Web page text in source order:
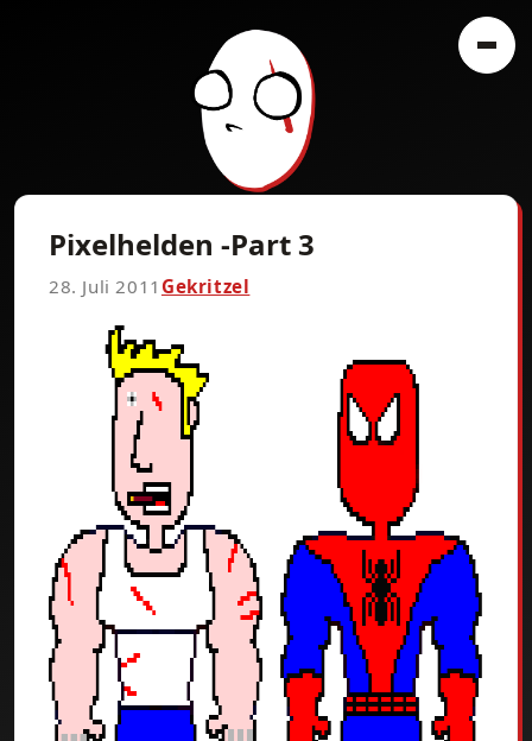
Pixelhelden -Part 3
28. Juli 2011 Gekritzel